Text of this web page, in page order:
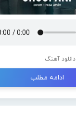
دانلود آهنگ
ادامه مطلب